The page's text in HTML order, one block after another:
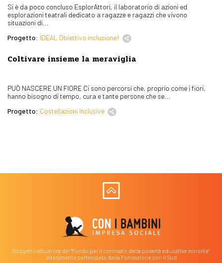
Si è da poco concluso EsplorAttori, il laboratorio di azioni ed
esplorazioni teatrali dedicato a ragazze e ragazzi che vivono
situazioni di...
Progetto: IDEAL Obiettivo inclusione!
Coltivare insieme la meraviglia
PUÒ NASCERE UN FIORE Ci sono percorsi che, proprio come i fiori,
hanno bisogno di tempo, cura e tante persone che se...
Progetto: Costellazioni Inclusive
Soggetto attuatore del "Fondo per il contrasto della povertà educativa minorile"
interamente partecipata dalla Fondazione con il Sud